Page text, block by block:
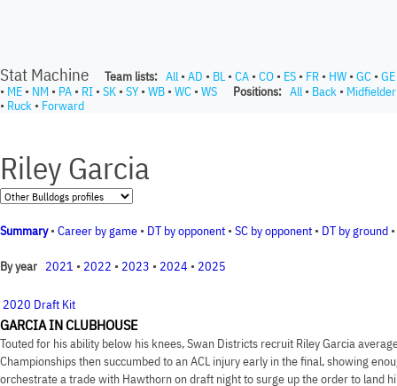
Stat Machine Team lists: All • AD • BL • CA • CO • ES • FR • HW • GC • GE
• ME • NM • PA • RI • SK • SY• WB • WC • WS Positions: All • Back • Midfielder
• Ruck • Forward